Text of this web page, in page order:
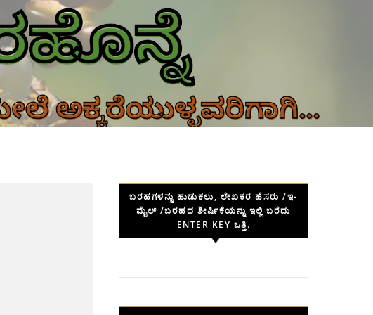
ಬರಹಗಳನ್ನು ಹುಡುಕಲು, ಲೇಖಕರ ಹೆಸರು /ಇ-
ಮೈಲ್ /ಬರಹದ ಶೀರ್ಷಿಕೆಯನ್ನು ಇಲ್ಲಿ ಬರೆದು
ENTER KEY ಒತ್ತಿ.